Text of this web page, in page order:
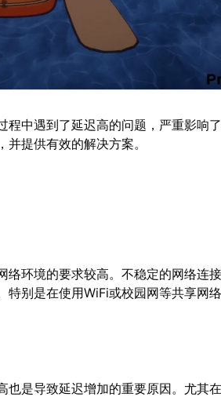
程中遇到了延迟高的问题，严重影响
提供有效的解决方案。
络环境的要求较高。不稳定的网络连
特别是在使用WiFi或校园网等共享网
也是导致延迟增加的重要原因。尤其